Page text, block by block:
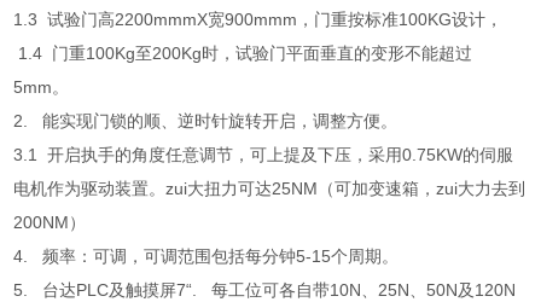
1.3 试验门高2200mmmX宽900mmm，门重按标准100KG设计，
1.4 门重100Kg至200Kg时，试验门平面垂直的变形不能超过
5mm。
2. 能实现门锁的顺、逆时针旋转开启，调整方便。
3.1 开启执手的角度任意调节，可上提及下压，采用0.75KW的伺服
电机作为驱动装置。zui大扭力可达25NM（可加变速箱，zui大力去到
200NM）
4. 频率：可调，可调范围包括每分钟5-15个周期。
5. 台达PLC及触摸屏7“. 每工位可各自带10N、25N、50N及120N